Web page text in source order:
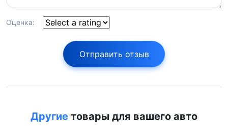
Оценка:
Отправить отзыв
Другие товары для вашего авто